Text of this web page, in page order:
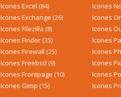
Icones Excel (84)
Icones Exchange (26)
Icones Filezilla (8)
Icones Finder (35)
Icones Firewall (25)
Icones Freebsd (9)
Icones Frontpage (10)
Icones Gimp (15)
Icones
Icones
Icones
Icones
Icones
Icones
Icones
Icones